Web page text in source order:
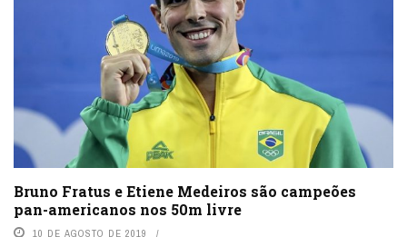
Bruno Fratus e Etiene Medeiros são campeões
pan-americanos nos 50m livre
10 DE AGOSTO DE 2019